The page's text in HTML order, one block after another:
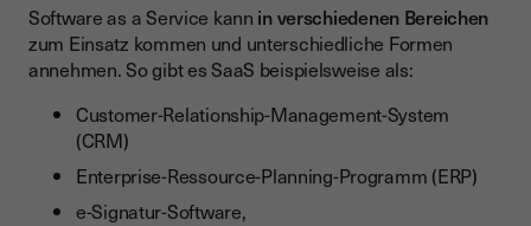
Software as a Service kann in verschiedenen Bereichen
zum Einsatz kommen und unterschiedliche Formen
annehmen. So gibt es SaaS beispielsweise als:
Customer-Relationship-Management-System
(CRM)
Enterprise-Ressource-Planning-Programm (ERP)
e-Signatur-Software,